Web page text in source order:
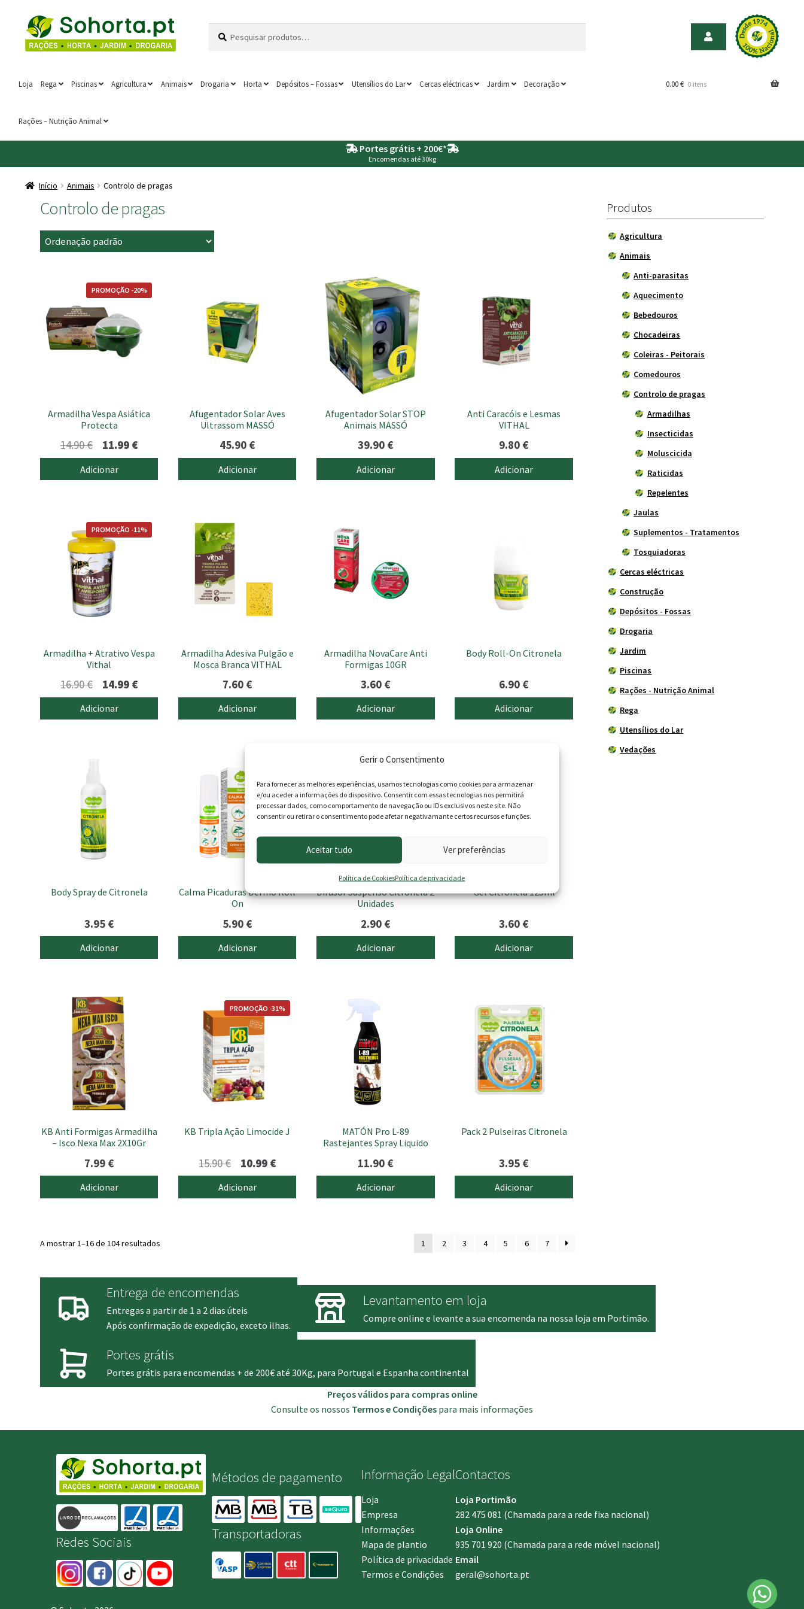
Gerir o Consentimento
Para fornecer as melhores experiências, usamos tecnologias como cookies para armazenar
e/ou aceder a informações do dispositivo. Consentir com essas tecnologias nos permitirá
processar dados, como comportamento de navegação ou IDs exclusivos neste site. Não
consentir ou retirar o consentimento pode afetar negativamante certos recursos e funções.
Aceitar tudo Ver preferências
Política de CookiesPolítica de privacidade
Ir
para
a
Saltar
para
o
por:
Loja Rega Piscinas Agricultura Animais Drogaria Horta Depósitos – Fossas Utensílios do Lar Cercas eléctricas Jardim Decoração
Rações – Nutrição Animal
0.00€ 0 itens
Portes grátis + 200€*
Encomendas até 30kg
Início Animais Controlo de pragas
Controlo de pragas
Armadilha Vespa Asiática
Protecta
PROMOÇÃO -20%
14.90€
preço
original
11.99 €O
preço
atual
Adicionar
Afugentador Solar Aves
Ultrassom MASSÓ
45.90 €
Adicionar
Afugentador Solar STOP
Animais MASSÓ
39.90 €
Adicionar
Anti Caracóis e Lesmas
VITHAL
9.80 €
Adicionar
Armadilha + Atrativo Vespa
Vithal
PROMOÇÃO -11%
16.90€
preço
original
14.99 €O
preço
atual
Adicionar
Armadilha Adesiva Pulgão e
Mosca Branca VITHAL
7.60 €
Adicionar
Armadilha NovaCare Anti
Formigas 10GR
3.60 €
Adicionar
Body Roll-On Citronela
6.90 €
Adicionar
Body Spray de Citronela
3.95 €
Adicionar
Calma Picaduras Dermo Roll
On
5.90 €
Adicionar
Difusor Suspenso Citronela 2
Unidades
2.90 €
Adicionar
Gel Citronela 125ml
3.60 €
Adicionar
KB Anti Formigas Armadilha
– Isco Nexa Max 2X10Gr
7.99 €
Adicionar
KB Tripla Ação Limocide J
PROMOÇÃO -31%
15.90€
preço
original
10.99 €O
preço
atual
Adicionar
MATÓN Pro L-89
Rastejantes Spray Liquido
11.90 €
Adicionar
Pack 2 Pulseiras Citronela
3.95 €
Adicionar
A mostrar 1–16 de 104 resultados 1 2 3 4 5 6 7
Produtos
Agricultura
Animais
Anti-parasitas
Aquecimento
Bebedouros
Chocadeiras
Coleiras - Peitorais
Comedouros
Controlo de pragas
Armadilhas
Insecticidas
Moluscicida
Raticidas
Repelentes
Jaulas
Suplementos - Tratamentos
Tosquiadoras
Cercas eléctricas
Construção
Depósitos - Fossas
Drogaria
Jardim
Piscinas
Rações - Nutrição Animal
Rega
Utensílios do Lar
Vedações
Entrega de encomendas
Entregas a partir de 1 a 2 dias úteis
Após confirmação de expedição, exceto ilhas.
Levantamento em loja
Compre online e levante a sua encomenda na nossa loja em Portimão.
Portes grátis
Portes grátis para encomendas + de 200€ até 30Kg, para Portugal e Espanha continental
Preços válidos para compras online
Consulte os nossos Termos e Condições para mais informações
Redes Sociais
Métodos de pagamento
Transportadoras
Informação Legal
Loja
Empresa
Informações
Mapa de plantio
Política de privacidade
Termos e Condições
Contactos
Loja Portimão
282 475 081 (Chamada para a rede fixa nacional)
Loja Online
935 701 920 (Chamada para a rede móvel nacional)
Email
geral@sohorta.pt